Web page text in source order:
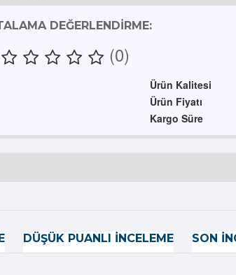
DEĞERLENDIRME:
(0)
Ürün Kalitesi
Ürün Fiyatı
Kargo Süre
DÜŞÜK PUANLI İNCELEME SON